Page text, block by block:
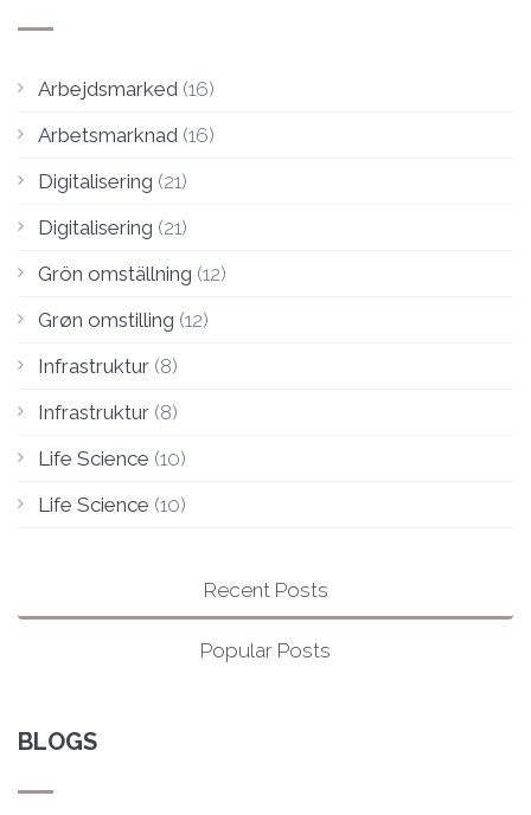
Arbejdsmarked (16)
Arbetsmarknad (16)
Digitalisering (21)
Digitalisering (21)
Grön omställning (12)
Grøn omstilling (12)
Infrastruktur (8)
Infrastruktur (8)
Life Science (10)
Life Science (10)
Recent Posts
Popular Posts
BLOGS